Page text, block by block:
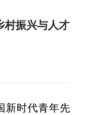
村振兴与人才
新时代青年先